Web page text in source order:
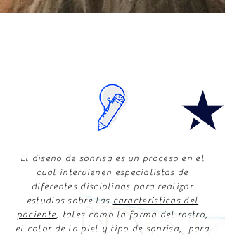
El diseño de sonrisa es un proceso en el
cual intervienen especialistas de
diferentes disciplinas para realizar
estudios sobre lascaracterísticas del
paciente, tales como la forma del rostro,
el color de la piel y tipo de sonrisa, para